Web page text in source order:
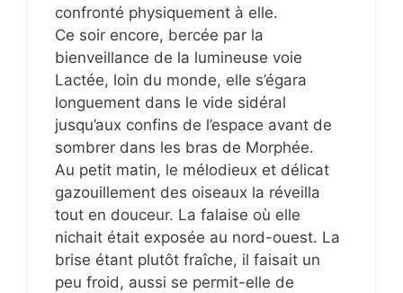
confronté physiquement à elle.
Ce soir encore, bercée par la
bienveillance de la lumineuse voie
Lactée, loin du monde, elle s’égara
longuement dans le vide sidéral
jusqu’aux confins de l’espace avant de
sombrer dans les bras de Morphée.
Au petit matin, le mélodieux et délicat
gazouillement des oiseaux la réveilla
tout en douceur. La falaise où elle
nichait était exposée au nord-ouest. La
brise étant plutôt fraîche, il faisait un
peu froid, aussi se permit-elle de